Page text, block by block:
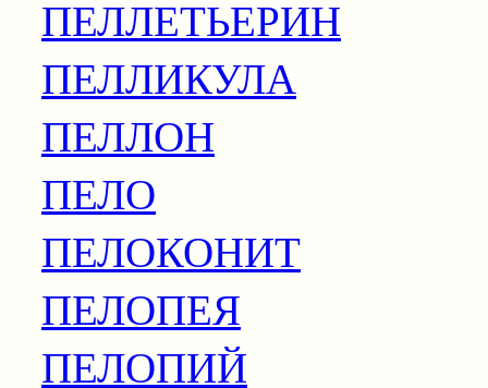
ПЕЛЛЕТЬЕРИН
ПЕЛЛИКУЛА
ПЕЛЛОН
ПЕЛО
ПЕЛОКОНИТ
ПЕЛОПЕЯ
ПЕЛОПИЙ